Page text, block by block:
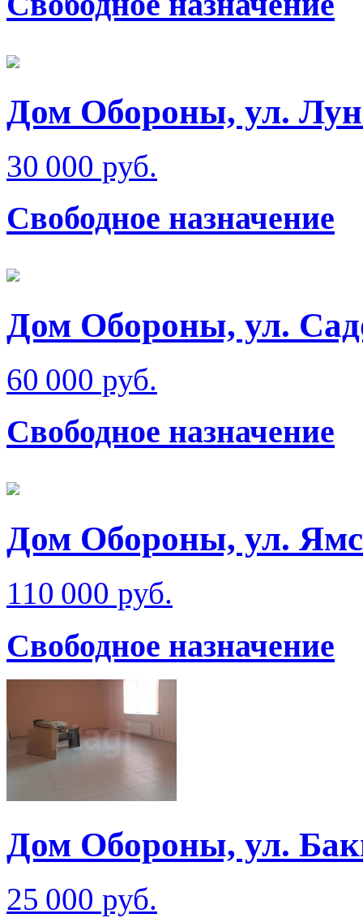
Дом Обороны, ул.
30 000 руб.
Свободное назначение
Дом Обороны, ул.
60 000 руб.
Свободное назначение
Дом Обороны, ул.
110 000 руб.
Свободное назначение
Дом Обороны, ул.
25 000 руб.